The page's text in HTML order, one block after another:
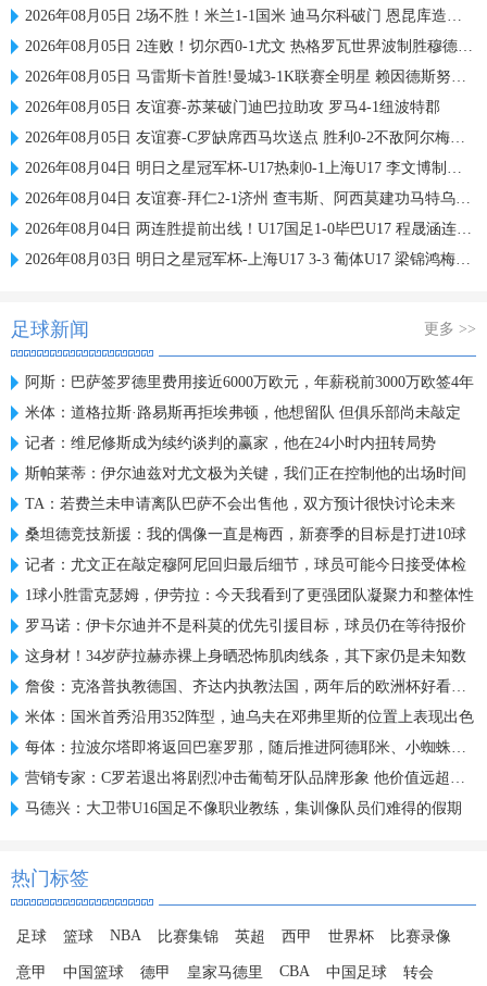
2026年08月05日 2场不胜！米兰1-1国米 迪马尔科破门 恩昆库造点+点射拉莫斯登场
2026年08月05日 2连败！切尔西0-1尤文 热格罗瓦世界波制胜穆德里克时隔614天复出
2026年08月05日 马雷斯卡首胜!曼城3-1K联赛全明星 赖因德斯努里破门塞梅尼奥助攻
2026年08月05日 友谊赛-苏莱破门迪巴拉助攻 罗马4-1纽波特郡
2026年08月05日 友谊赛-C罗缺席西马坎送点 胜利0-2不敌阿尔梅里亚
2026年08月04日 明日之星冠军杯-U17热刺0-1上海U17 李文博制胜球
2026年08月04日 友谊赛-拜仁2-1济州 查韦斯、阿西莫建功马特乌斯彩虹过人送助攻
2026年08月04日 两连胜提前出线！U17国足1-0毕巴U17 程晟涵连场破门赵松源中楣
2026年08月03日 明日之星冠军杯-上海U17 3-3 葡体U17 梁锦鸿梅开二度
足球新闻 更多 >>
阿斯：巴萨签罗德里费用接近6000万欧元，年薪税前3000万欧签4年
米体：道格拉斯·路易斯再拒埃弗顿，他想留队 但俱乐部尚未敲定
记者：维尼修斯成为续约谈判的赢家，他在24小时内扭转局势
斯帕莱蒂：伊尔迪兹对尤文极为关键，我们正在控制他的出场时间
TA：若费兰未申请离队巴萨不会出售他，双方预计很快讨论未来
桑坦德竞技新援：我的偶像一直是梅西，新赛季的目标是打进10球
记者：尤文正在敲定穆阿尼回归最后细节，球员可能今日接受体检
1球小胜雷克瑟姆，伊劳拉：今天我看到了更强团队凝聚力和整体性
罗马诺：伊卡尔迪并不是科莫的优先引援目标，球员仍在等待报价
这身材！34岁萨拉赫赤裸上身晒恐怖肌肉线条，其下家仍是未知数
詹俊：克洛普执教德国、齐达内执教法国，两年后的欧洲杯好看了！
米体：国米首秀沿用352阵型，迪乌夫在邓弗里斯的位置上表现出色
每体：拉波尔塔即将返回巴塞罗那，随后推进阿德耶米、小蜘蛛转会
营销专家：C罗若退出将剧烈冲击葡萄牙队品牌形象 他价值远超全队
马德兴：大卫带U16国足不像职业教练，集训像队员们难得的假期
热门标签
足球 篮球 NBA 比赛集锦 英超 西甲 世界杯 比赛录像
意甲 中国篮球 德甲 皇家马德里 CBA 中国足球 转会